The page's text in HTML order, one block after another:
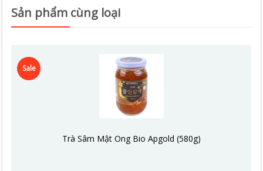
Sản phẩm cùng loại
Sale
Trà Sâm Mật Ong Bio Apgold (580g)